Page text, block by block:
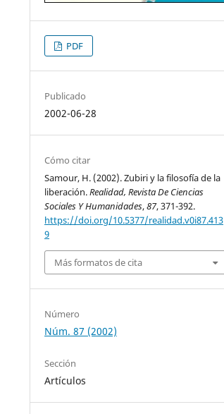
PDF
Publicado
2002-06-28
Cómo citar
Samour, H. (2002). Zubiri y la filosofía de la
liberación.Realidad, Revista De Ciencias
Sociales Y Humanidades,87, 371-392.
https://doi.org/10.5377/realidad.v0i87.413
9
Más formatos de cita
Número
Núm. 87 (2002)
Sección
Artículos